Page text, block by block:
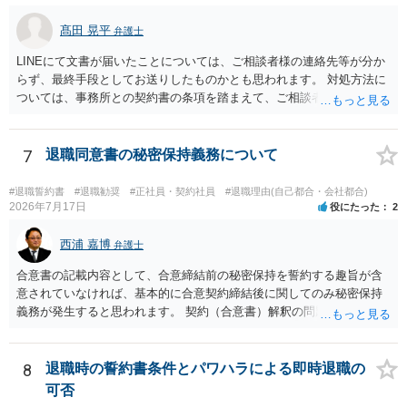
髙田 晃平 弁護士
LINEにて文書が届いたことについては、ご相談者様の連絡先等が分か
らず、最終手段としてお送りしたものかとも思われます。 対処方法に
ついては、事務所との契約書の条項を踏まえて、ご相談者様個人で交
ますと、本人での交渉は難儀する可能性があるかと考えられます。 解
決につながるかというところですが、例えば、民事調停で話合いを行
い、調停委員を通じて相手方を説得してもらうという方法も考えられ
ます。
7 退職同意書の秘密保持義務について
#退職誓約書 #退職勧奨 #正社員・契約社員 #退職理由(自己都合・会社都合)
2026年7月17日 役にたった 2
西浦 嘉博 弁護士
合意書の記載内容として、合意締結前の秘密保持を誓約する趣旨が含
意されていなければ、基本的に合意契約締結後に関してのみ秘密保持
義務が発生すると思われます。 契約（合意書）解釈の問題ですので、
場合、最寄りの法律事務所で相談されることを検討ください。
8
退職時の誓約書条件とパワハラによる即時退職の
可否